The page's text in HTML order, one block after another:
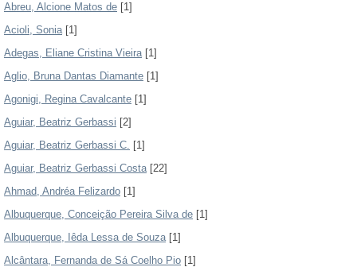
Abreu, Alcione Matos de [1]
Acioli, Sonia[1]
Adegas, Eliane Cristina Vieira[1]
Aglio, Bruna Dantas Diamante [1]
Agonigi, Regina Cavalcante [1]
Aguiar, Beatriz Gerbassi [2]
Aguiar, Beatriz Gerbassi C. [1]
Aguiar, Beatriz Gerbassi Costa[22]
Ahmad, Andréa Felizardo [1]
Albuquerque, Conceição Pereira Silva de [1]
Albuquerque, Iêda Lessa de Souza[1]
Alcântara, Fernanda de Sá Coelho Pio [1]